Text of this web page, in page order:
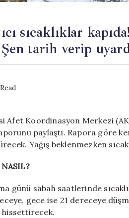
sıcaklıklar
tarih verip
Afet Koordinasyon Merkezi
paylaştı. Rapora göre
Yağış beklenmezken
NASIL?
günü sabah saatlerinde
gece ise 21 dereceye
hissettirecek.